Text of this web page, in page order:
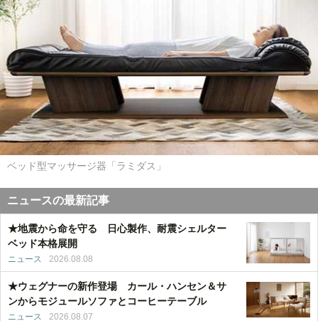
ベッド型マッサージ器「ラミダス」
ニュースの最新記事
★地震から命を守る 日心製作、耐震シェルター
ベッド本格展開
ニュース 2026.08.08
★ウェグナーの新作登場 カール・ハンセン＆サ
ンからモジュールソファとコーヒーテーブル
ニュース 2026.08.07